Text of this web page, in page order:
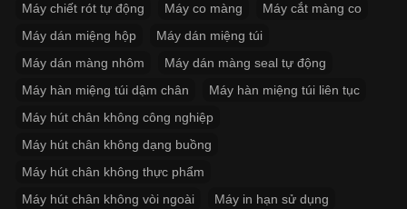
Máy chiết rót tự động
Máy co màng
Máy cắt màng co
Máy dán miệng hộp
Máy dán miệng túi
Máy dán màng nhôm
Máy dán màng seal tự động
Máy hàn miệng túi dậm chân
Máy hàn miệng túi liên tục
Máy hút chân không công nghiệp
Máy hút chân không dạng buồng
Máy hút chân không thực phẩm
Máy hút chân không vòi ngoài
Máy in hạn sử dụng